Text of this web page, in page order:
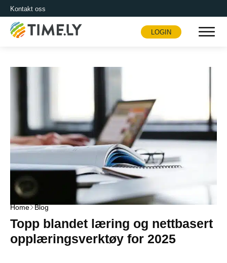
Kontakt oss
Timely
LOGIN
Home Blog
Topp blandet læring og nettbasert
opplæringsverktøy for 2025